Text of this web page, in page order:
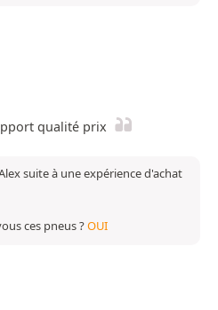
qualité prix
suite à une expérience d'achat
ces pneus ?OUI